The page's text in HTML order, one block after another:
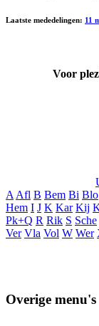
Laatste mededelingen: 11
Voor
A Afl B Bem Bi Blo
Hem I J K Kar Kij
Pk+Q R Rik S Sche
Ver Vla Vol W Wer
Overige menu's